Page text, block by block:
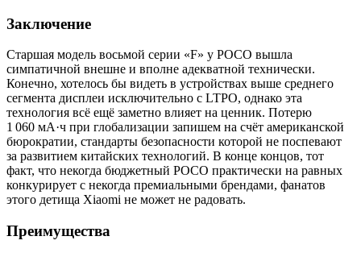
Заключение
Старшая модель восьмой серии «F» у POCO вышла
симпатичной внешне и вполне адекватной технически.
Конечно, хотелось бы видеть в устройствах выше среднего
сегмента дисплеи исключительно с LTPO, однако эта
технология всё ещё заметно влияет на ценник. Потерю
1 060 мА·ч при глобализации запишем на счёт американской
бюрократии, стандарты безопасности которой не поспевают
за развитием китайских технологий. В конце концов, тот
факт, что некогда бюджетный POCO практически на равных
конкурирует с некогда премиальными брендами, фанатов
этого детища Xiaomi не может не радовать.
Преимущества